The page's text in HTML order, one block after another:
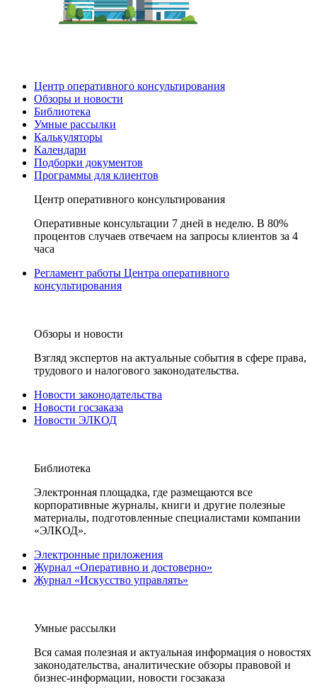
Центр оперативного консультирования
Обзоры и новости
Библиотека
Умные рассылки
Калькуляторы
Календари
Подборки документов
Программы для клиентов
Центр оперативного консультирования
Оперативные консультации 7 дней в неделю. В 80%
процентов случаев отвечаем на запросы клиентов за 4
часа
Регламент работы Центра оперативного
консультирования
Обзоры и новости
Взгляд экспертов на актуальные события в сфере права,
трудового и налогового законодательства.
Новости законодательства
Новости госзаказа
Новости ЭЛКОД
Библиотека
Электронная площадка, где размещаются все
корпоративные журналы, книги и другие полезные
материалы, подготовленные специалистами компании
«ЭЛКОД».
Электронные приложения
Журнал «Оперативно и достоверно»
Журнал «Искусство управлять»
Умные рассылки
Вся самая полезная и актуальная информация о новостях
законодательства, аналитические обзоры правовой и
бизнес-информации, новости госзаказа